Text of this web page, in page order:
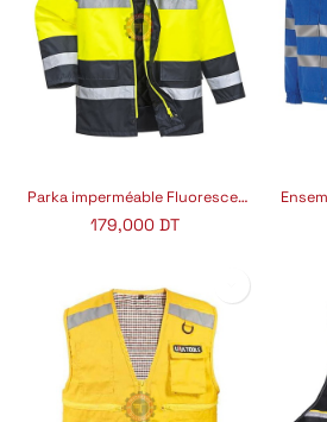
Parka imperméable Fluorescent anti froid
179,000 DT